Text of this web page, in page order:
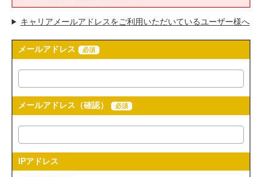
キャリアメールアドレスをご利用いただいているユーザー様へ
メールアドレス 必須
メールアドレス（確認） 必須
IPアドレス